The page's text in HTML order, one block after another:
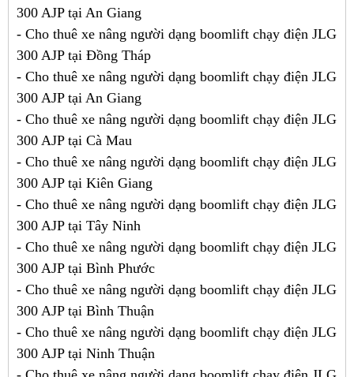
300 AJP tại An Giang
- Cho thuê xe nâng người dạng boomlift chạy điện JLG
300 AJP tại Đồng Tháp
- Cho thuê xe nâng người dạng boomlift chạy điện JLG
300 AJP tại An Giang
- Cho thuê xe nâng người dạng boomlift chạy điện JLG
300 AJP tại Cà Mau
- Cho thuê xe nâng người dạng boomlift chạy điện JLG
300 AJP tại Kiên Giang
- Cho thuê xe nâng người dạng boomlift chạy điện JLG
300 AJP tại Tây Ninh
- Cho thuê xe nâng người dạng boomlift chạy điện JLG
300 AJP tại Bình Phước
- Cho thuê xe nâng người dạng boomlift chạy điện JLG
300 AJP tại Bình Thuận
- Cho thuê xe nâng người dạng boomlift chạy điện JLG
300 AJP tại Ninh Thuận